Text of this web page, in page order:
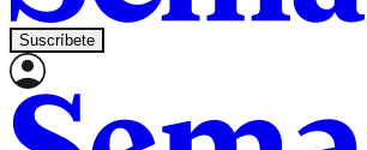
Suscríbete